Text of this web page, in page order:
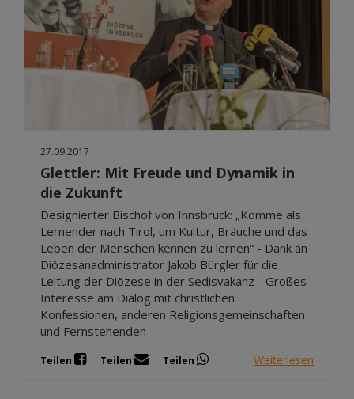
27.09.2017
Glettler: Mit Freude und Dynamik in
die Zukunft
Designierter Bischof von Innsbruck: „Komme als
Lernender nach Tirol, um Kultur, Bräuche und das
Leben der Menschen kennen zu lernen“ - Dank an
Diözesanadministrator Jakob Bürgler für die
Leitung der Diözese in der Sedisvakanz - Großes
Interesse am Dialog mit christlichen
Konfessionen, anderen Religionsgemeinschaften
und Fernstehenden
Teilen Teilen Teilen Weiterlesen